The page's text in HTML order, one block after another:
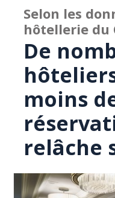
Selon les
hôtellerie du
De
moins
relâche